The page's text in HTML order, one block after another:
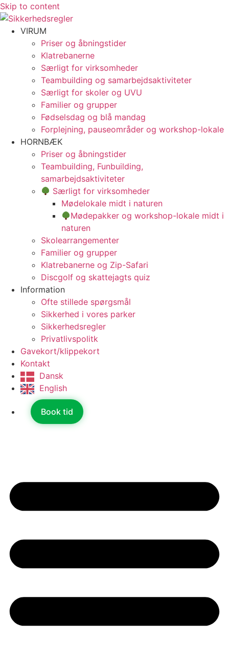
Skip to content
VIRUM
Priser og åbningstider
Klatrebanerne
Særligt for virksomheder
Teambuilding og samarbejdsaktiviteter
Særligt for skoler og UVU
Familier og grupper
Fødselsdag og blå mandag
Forplejning, pauseområder og workshop-lokale
HORNBÆK
Priser og åbningstider
Teambuilding, Funbuilding,
samarbejdsaktiviteter
Særligt for virksomheder
Mødelokale midt i naturen
Mødepakker og workshop-lokale midt i
naturen
Skolearrangementer
Familier og grupper
Klatrebanerne og Zip-Safari
Discgolf og skattejagts quiz
Information
Ofte stillede spørgsmål
Sikkerhed i vores parker
Sikkerhedsregler
Privatlivspolitk
Gavekort/klippekort
Kontakt
Dansk
English
Book tid